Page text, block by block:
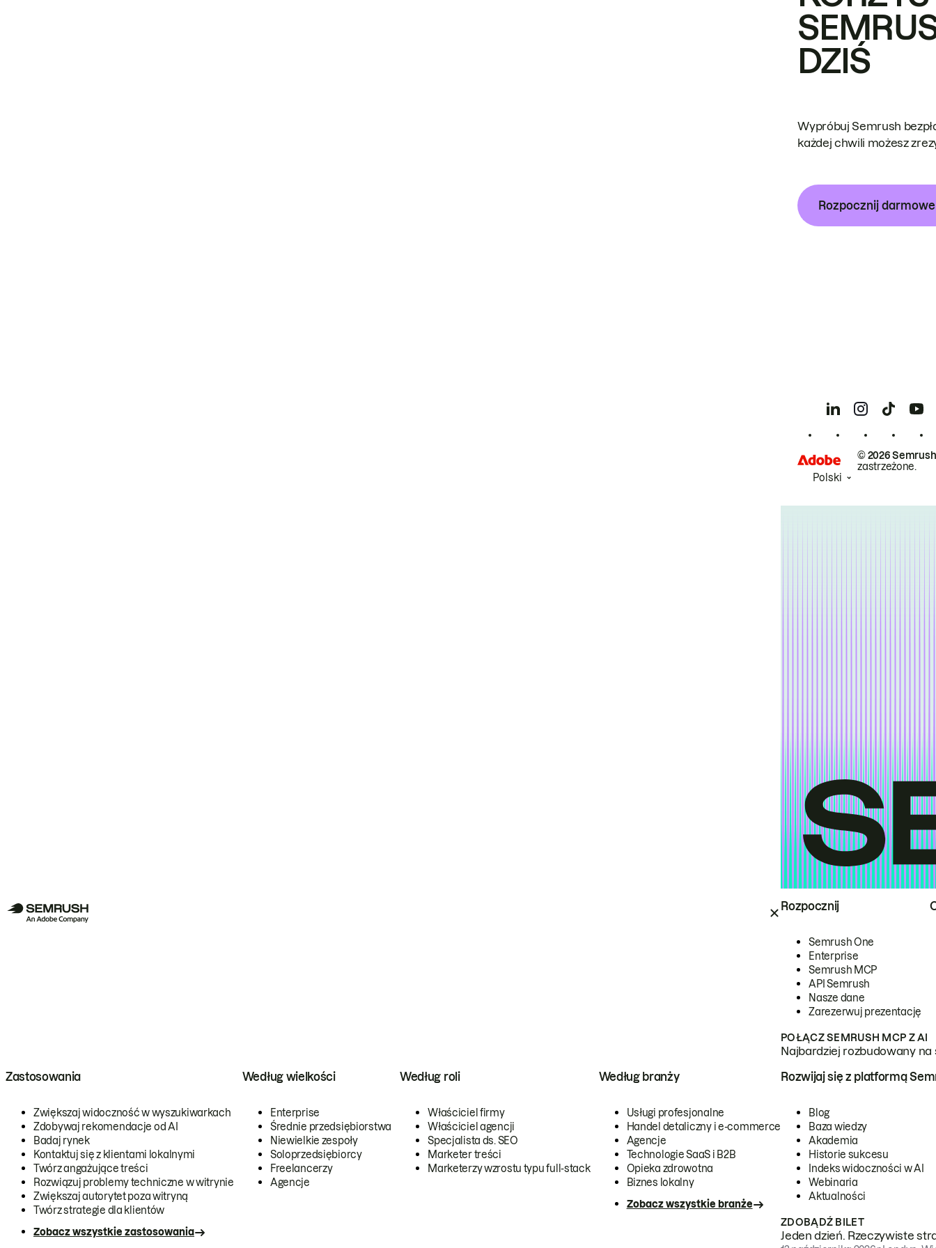
Rozpocznij
Semrush One
Enterprise
Semrush MCP
API Semrush
Nasze dane
Zarezerwuj prezentację
POŁĄCZ SEMRUSH MCP Z AI
Najbardziej rozbudowany
Zastosowania
Zwiększaj widoczność w wyszukiwarkach
Zdobywaj rekomendacje od AI
Badaj rynek
Kontaktuj się z klientami lokalnymi
Twórz angażujące treści
Rozwiązuj problemy techniczne w witrynie
Zwiększaj autorytet poza witryną
Twórz strategie dla klientów
Zobacz wszystkie zastosowania
Według wielkości
Enterprise
Średnie przedsiębiorstwa
Niewielkie zespoły
Soloprzedsiębiorcy
Freelancerzy
Agencje
Według roli
Właściciel firmy
Właściciel agencji
Specjalista ds. SEO
Marketer treści
Marketerzy wzrostu typu full-stack
Według branży
Usługi profesjonalne
Handel detaliczny i e-commerce
Agencje
Technologie SaaS i B2B
Opieka zdrowotna
Biznes lokalny
Zobacz wszystkie branże
Rozwijaj się z platformą
Blog
Baza wiedzy
Akademia
Historie sukcesu
Indeks widoczności w AI
Webinaria
Aktualności
ZDOBĄDŹ BILET
Jeden dzień. Rzeczywiste
DZIŚ
Wypróbuj Semrush
każdej chwili możesz
Rozpocznij
© 2026
zastrzeżone.
Polski